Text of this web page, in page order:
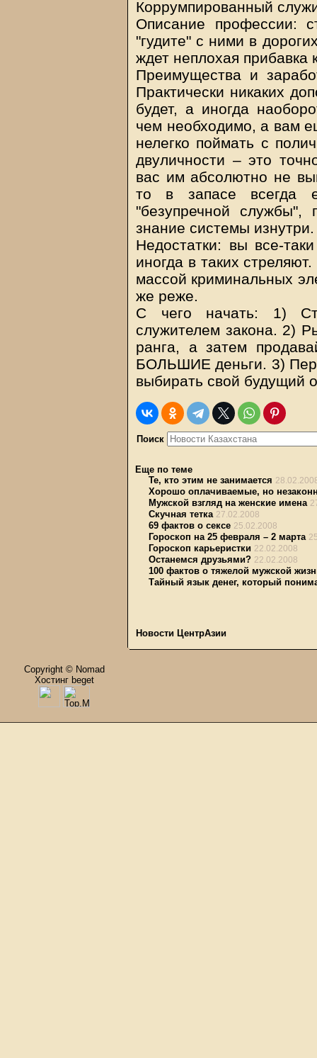
Коррумпированный
Описание профессии:
"гудите" с ними в
ждет неплохая прибавка
Преимущества и
Практически никаких
будет, а иногда
чем необходимо, а вам
нелегко поймать с
двуличности – это
вас им абсолютно не
то в запасе всегда
"безупречной
знание системы изнутри.
Недостатки: вы все-
иногда в таких
массой криминальных
же реже.
С чего начать: 1)
служителем закона. 2)
ранга, а затем
БОЛЬШИЕ деньги. 3)
выбирать свой будущий
Поиск
Еще по теме
Те, кто этим не занимается
Хорошо оплачиваемые, но
Мужской взгляд на женские имена
Скучная тетка 27.02.2008
69 фактов о сексе 25.02.2008
Гороскоп на 25 февраля – 2 марта
Гороскоп карьеристки 22.02.2008
Останемся друзьями? 22.02.2008
100 фактов о тяжелой мужской
Тайный язык денег, который
Новости ЦентрАзии
Copyright © Nomad
Хостинг beget